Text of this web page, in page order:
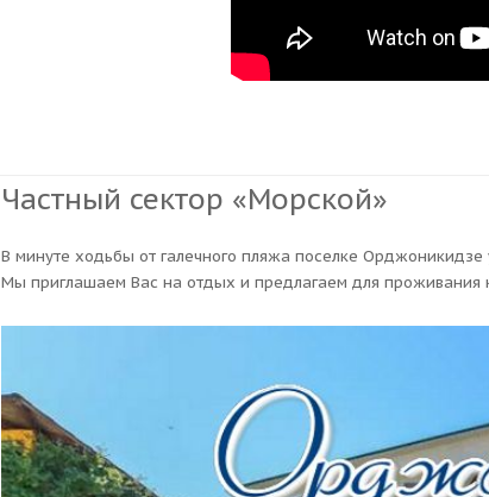
Частный сектор «Морской»
В минуте ходьбы от галечного пляжа поселке
Мы приглашаем Вас на отдых и предлагаем для проживания